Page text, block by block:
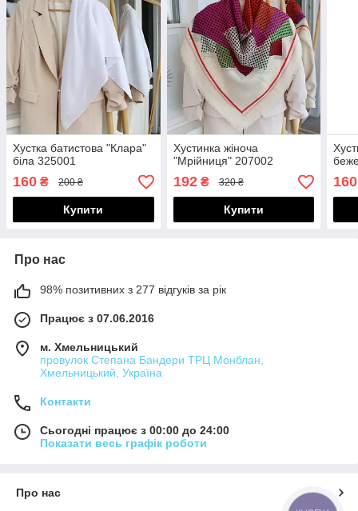
Хустка батистова "Клара"
біла 325001
160 ₴ 200 ₴
Купити
Хустинка жіноча
"Мрійниця" 207002
192₴ 320 ₴
Купити
160
Про нас
98% позитивних з 277 відгуків за рік
Працює з 07.06.2016
м. Хмельницький
провулок Степана Бандери ТРЦ Монблан,
Хмельницький, Україна
Контакти
Сьогодні працює з 00:00 до 24:00
Показати весь графік роботи
Про нас